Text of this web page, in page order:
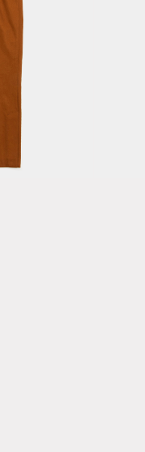
/